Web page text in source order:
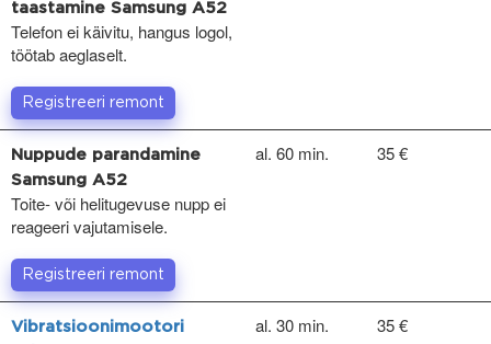
taastamine Samsung A52
Telefon ei käivitu, hangus logol,
töötab aeglaselt.
Registreeri remont
Nuppude parandamine
Samsung A52
Toite- või helitugevuse nupp ei
reageeri vajutamisele.
al. 60 min. 35 €
Registreeri remont
Vibratsioonimootori
al. 30 min. 35 €